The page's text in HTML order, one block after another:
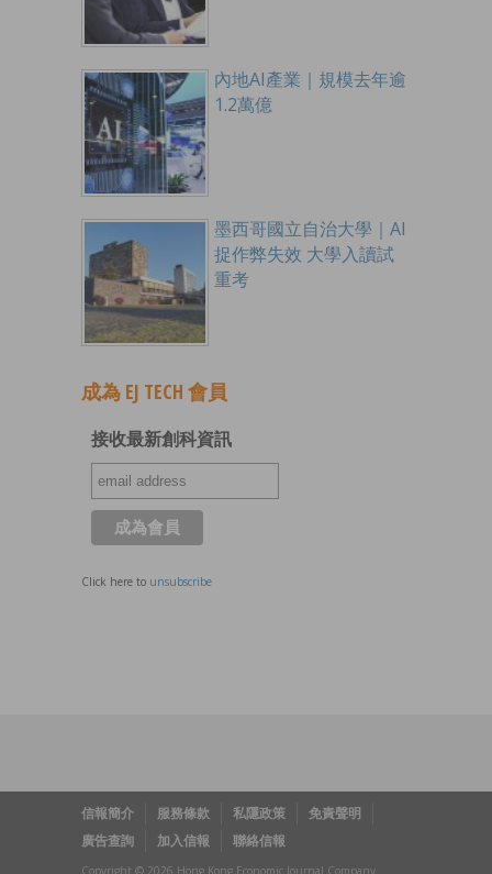
內地AI產業｜規模去年逾
1.2萬億
墨西哥國立自治大學｜AI
捉作弊失效 大學入讀試
重考
成為 EJ TECH 會員
接收最新創科資訊
Click here to unsubscribe
信報簡介 服務條款 私隱政策
免責聲明
廣告查詢
加入信報 聯絡信報